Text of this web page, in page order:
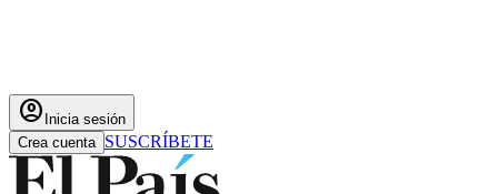
account_circle Inicia sesión
Crea cuenta SUSCRÍBETE